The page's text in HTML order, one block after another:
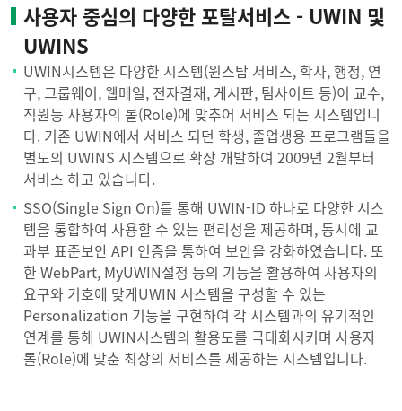
사용자 중심의 다양한 포탈서비스 - UWIN 및
UWINS
UWIN시스템은 다양한 시스템(원스탑 서비스, 학사, 행정, 연
구, 그룹웨어, 웹메일, 전자결재, 게시판, 팀사이트 등)이 교수,
직원등 사용자의 롤(Role)에 맞추어 서비스 되는 시스템입니
다. 기존 UWIN에서 서비스 되던 학생, 졸업생용 프로그램들을
별도의 UWINS 시스템으로 확장 개발하여 2009년 2월부터
서비스 하고 있습니다.
SSO(Single Sign On)를 통해 UWIN-ID 하나로 다양한 시스
템을 통합하여 사용할 수 있는 편리성을 제공하며, 동시에 교
과부 표준보안 API 인증을 통하여 보안을 강화하였습니다. 또
한 WebPart, MyUWIN설정 등의 기능을 활용하여 사용자의
요구와 기호에 맞게UWIN 시스템을 구성할 수 있는
Personalization 기능을 구현하여 각 시스템과의 유기적인
연계를 통해 UWIN시스템의 활용도를 극대화시키며 사용자
롤(Role)에 맞춘 최상의 서비스를 제공하는 시스템입니다.